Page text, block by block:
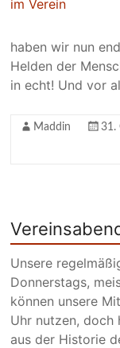
haben wir nun
Helden der
in echt! Und vor
Maddin 31.
Unsere
Donnerstags,
können unsere
Uhr nutzen, doch
aus der Historie